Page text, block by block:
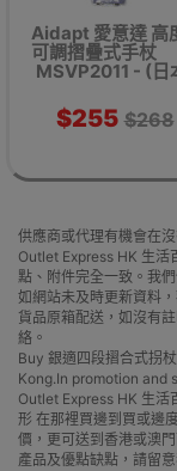
Aidapt 愛意達 高
可調摺疊式手杖
MSVP2011 - (日
$255 $268
供應商或代理有機會在
Outlet Express HK 生活
點、附件完全一致。我
如網站未及時更新資料
貨品原箱配送，如沒有
絡。
Buy 銀適四段摺合式拐
Kong.In promotion and
Outlet Express HK 生活
形 在那裡買邊到買或邊
價，更可送到香港或澳
產品及優點缺點，請留